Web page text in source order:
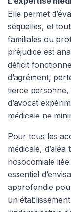
Elle permet
séquelles, et
familiales ou
préjudice est
déficit
d’agrément,
tierce personne,
d’avocat
médicale ne
Pour tous les
médicale,
nosocomiale
essentiel
approfondie
un